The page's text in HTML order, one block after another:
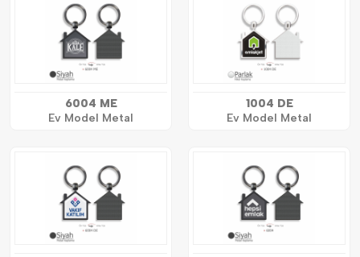
6004 ME
Ev Model Metal
1004 DE
Ev Model Metal